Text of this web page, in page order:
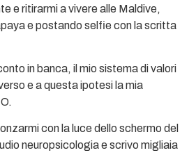
e ritirarmi a vivere alle Maldive,
e postando selfie con la scritta
in banca, il mio sistema di valori
e a questa ipotesi la mia
con la luce dello schermo del
neuropsicologia e scrivo migliaia